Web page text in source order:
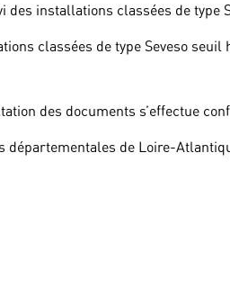
des installations classées de type
classées de type Seveso seuil
des documents s’effectue
départementales de Loire-